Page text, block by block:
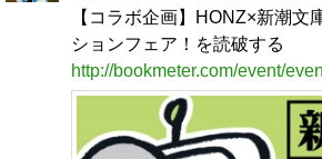
【コラボ企画】HONZ×新潮
ションフェア！を読破する
http://bookmeter.com/event/